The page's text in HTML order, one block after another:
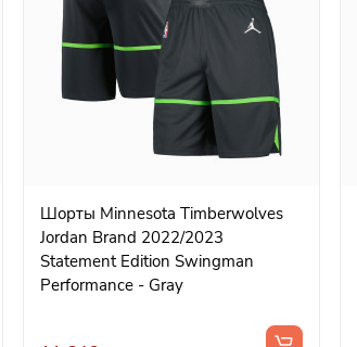
Шорты Minnesota Timberwolves
Jordan Brand 2022/2023
Statement Edition Swingman
Performance - Gray